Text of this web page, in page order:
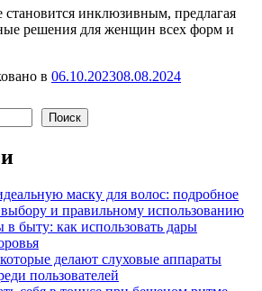
инклюзивным, предлагая
решения для женщин всех форм и
в 06.10.202308.08.2024
Поиск
маску для волос: подробное
выбору и правильному использованию
быту: как использовать дары
делают слуховые аппараты
пользователей